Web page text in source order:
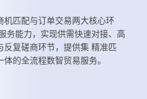
区市场的优选平台
资企业，我们依托俄罗斯、白
进的数字贸易系统， 为中国企
、交易达成、履约交付、售
点投资项目，我们依托丰富的
系，助力中国企业精准对接俄
度融合。
机匹配与订单交易两大核心环
务能力，实现供需快速对接、高
复磋商环节，提供集 精准匹
的全流程数智贸易服务。